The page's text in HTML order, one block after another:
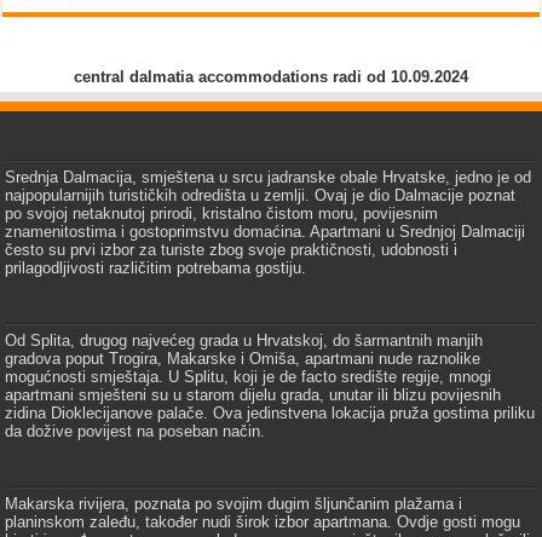
central dalmatia accommodations radi od 10.09.2024
Srednja Dalmacija, smještena u srcu jadranske obale Hrvatske, jedno je od
najpopularnijih turističkih odredišta u zemlji. Ovaj je dio Dalmacije poznat
po svojoj netaknutoj prirodi, kristalno čistom moru, povijesnim
znamenitostima i gostoprimstvu domaćina. Apartmani u Srednjoj Dalmaciji
često su prvi izbor za turiste zbog svoje praktičnosti, udobnosti i
prilagodljivosti različitim potrebama gostiju.
Od Splita, drugog najvećeg grada u Hrvatskoj, do šarmantnih manjih
gradova poput Trogira, Makarske i Omiša, apartmani nude raznolike
mogućnosti smještaja. U Splitu, koji je de facto središte regije, mnogi
apartmani smješteni su u starom dijelu grada, unutar ili blizu povijesnih
zidina Dioklecijanove palače. Ova jedinstvena lokacija pruža gostima priliku
da dožive povijest na poseban način.
Makarska rivijera, poznata po svojim dugim šljunčanim plažama i
planinskom zaleđu, također nudi širok izbor apartmana. Ovdje gosti mogu